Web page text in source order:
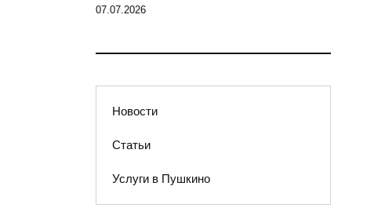
07.07.2026
Новости
Статьи
Услуги в Пушкино